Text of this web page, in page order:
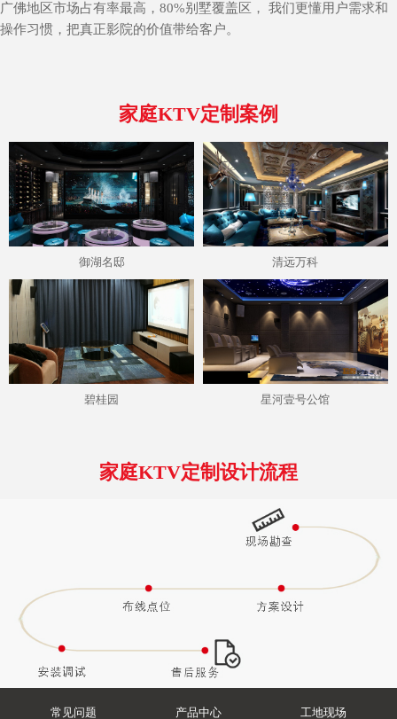
广佛地区市场占有率最高，80%别墅覆盖区， 我们更懂用户需求和
操作习惯，把真正影院的价值带给客户。
家庭KTV定制案例
御湖名邸 清远万科
碧桂园 星河壹号公馆
家庭KTV定制设计流程
常见问题 产品中心 工地现场